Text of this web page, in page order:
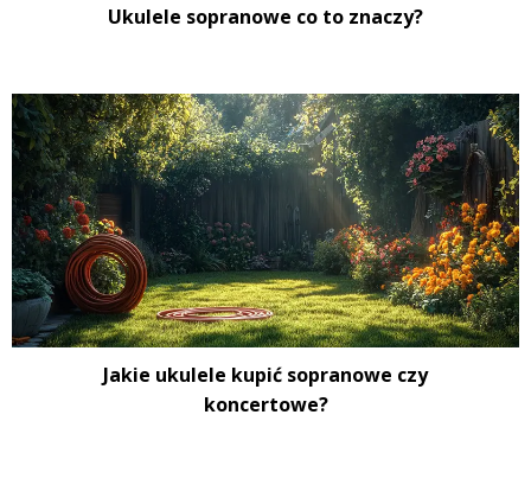
Ukulele sopranowe co to znaczy?
Jakie ukulele kupić sopranowe czy
koncertowe?